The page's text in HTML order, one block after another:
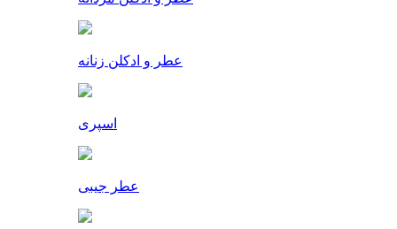
عطر و ادکلن زنانه
اسپری
عطر جیبی